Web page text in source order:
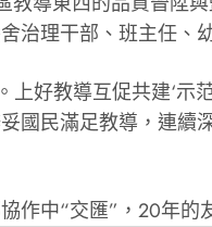
治理干部、班主任
好教導互促共建‘
國民滿足教導，連
作中“交匯”，20年